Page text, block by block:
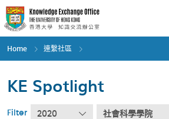
Skip
to
main
content
Home 連繫社區
KE Spotlight
Filter 2020 社會科學學院